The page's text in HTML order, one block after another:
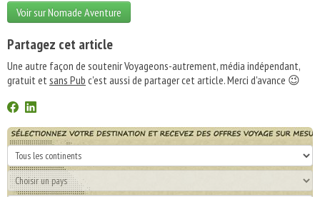
Voir sur Nomade Aventure
Partagez cet article
Une autre façon de soutenir Voyageons-autrement, média indépendant,
gratuit etsans Pub c'est aussi de partager cet article. Merci d'avance 😉